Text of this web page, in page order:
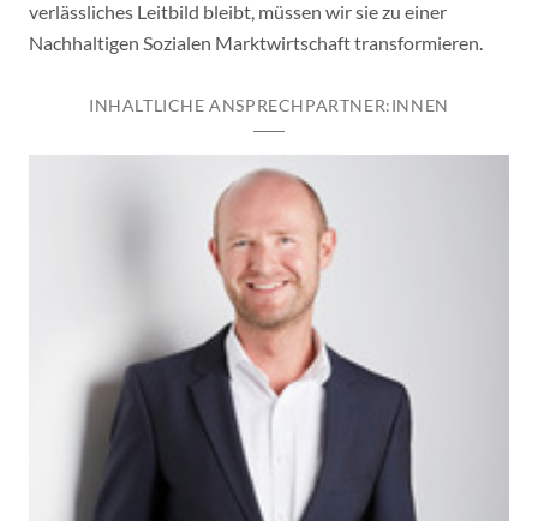
verlässliches Leitbild bleibt, müssen wir sie zu einer
Nachhaltigen Sozialen Marktwirtschaft transformieren.
INHALTLICHE ANSPRECHPARTNER:INNEN